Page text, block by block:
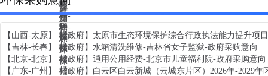
【山西-太原】
【政府】
【吉林-长春】
【政府】 水箱清洗维修-吉林省女子监狱-政府采购意向
【北京-北京】
【政府】 通用公用经费-北京市儿童福利院-政府采购意向
【广东-广州】
【政府】